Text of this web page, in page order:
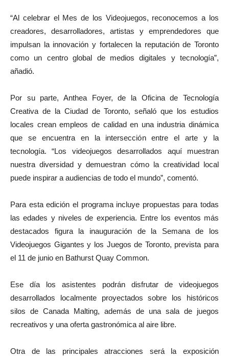
“Al celebrar el Mes de los Videojuegos, reconocemos a los
creadores, desarrolladores, artistas y emprendedores que
impulsan la innovación y fortalecen la reputación de Toronto
como un centro global de medios digitales y tecnología”,
añadió.
Por su parte, Anthea Foyer, de la Oficina de Tecnología
Creativa de la Ciudad de Toronto, señaló que los estudios
locales crean empleos de calidad en una industria dinámica
que se encuentra en la intersección entre el arte y la
tecnología. “Los videojuegos desarrollados aquí muestran
nuestra diversidad y demuestran cómo la creatividad local
puede inspirar a audiencias de todo el mundo”, comentó.
Para esta edición el programa incluye propuestas para todas
las edades y niveles de experiencia. Entre los eventos más
destacados figura la inauguración de la Semana de los
Videojuegos Gigantes y los Juegos de Toronto, prevista para
el 11 de junio en Bathurst Quay Common.
Ese día los asistentes podrán disfrutar de videojuegos
desarrollados localmente proyectados sobre los históricos
silos de Canada Malting, además de una sala de juegos
recreativos y una oferta gastronómica al aire libre.
Otra de las principales atracciones será la exposición